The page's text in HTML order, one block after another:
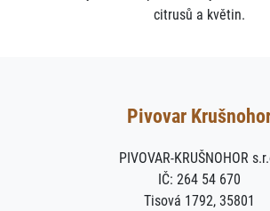
citrusů a květin.
Pivovar
PIVOVAR-KRUŠNOHOR
IČ: 264 54 670
Tisová 1792, 35801